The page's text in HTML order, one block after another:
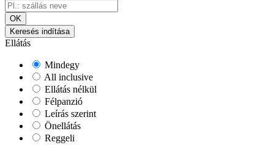
OK
Keresés indítása
Ellátás
Mindegy
All inclusive
Ellátás nélkül
Félpanzió
Leírás szerint
Önellátás
Reggeli